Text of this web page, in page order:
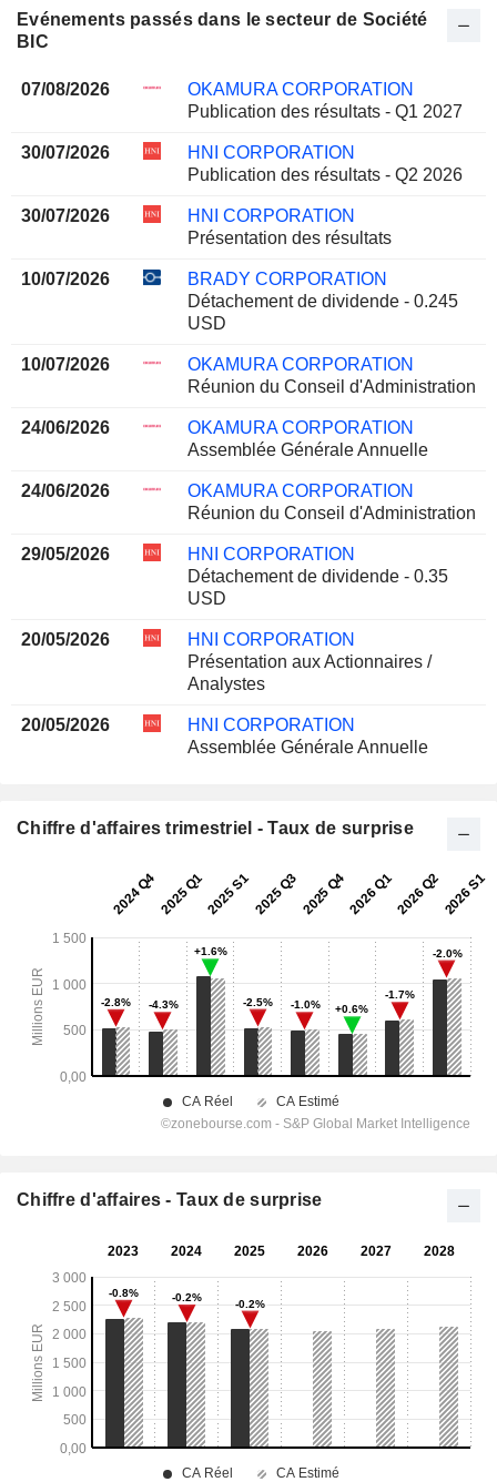
Evénements passés dans le secteur de Société
BIC
07/08/2026
OKAMURA CORPORATION
Publication des résultats - Q1 2027
30/07/2026
HNI CORPORATION
Publication des résultats - Q2 2026
30/07/2026
HNI CORPORATION
Présentation des résultats
10/07/2026
BRADY CORPORATION
Détachement de dividende - 0.245
USD
10/07/2026
OKAMURA CORPORATION
Réunion du Conseil d'Administration
24/06/2026
OKAMURA CORPORATION
Assemblée Générale Annuelle
24/06/2026
OKAMURA CORPORATION
Réunion du Conseil d'Administration
29/05/2026
HNI CORPORATION
Détachement de dividende - 0.35
USD
20/05/2026
HNI CORPORATION
Présentation aux Actionnaires /
Analystes
20/05/2026
HNI CORPORATION
Assemblée Générale Annuelle
Chiffre d'affaires trimestriel - Taux de surprise
Chiffre d'affaires - Taux de surprise